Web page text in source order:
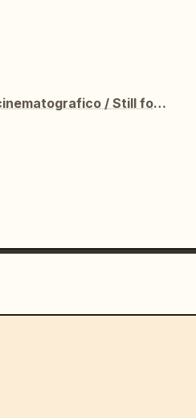
Fermo immagine cinematografico / Still fotografico